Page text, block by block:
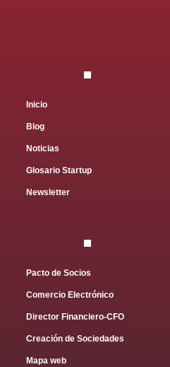
Inicio
Blog
Noticias
Glosario Startup
Newsletter
Pacto de Socios
Comercio Electrónico
Director Financiero-CFO
Creación de Sociedades
Mapa web